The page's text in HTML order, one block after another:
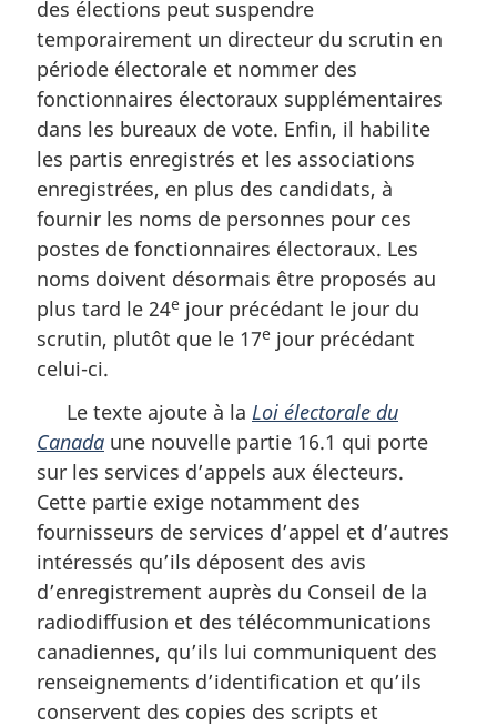
des élections peut suspendre
temporairement un directeur du scrutin en
période électorale et nommer des
fonctionnaires électoraux supplémentaires
dans les bureaux de vote. Enfin, il habilite
les partis enregistrés et les associations
enregistrées, en plus des candidats, à
fournir les noms de personnes pour ces
postes de fonctionnaires électoraux. Les
noms doivent désormais être proposés au
plus tard le 24e jour précédant le jour du
scrutin, plutôt que le 17e jour précédant
celui-ci.
Le texte ajoute à la Loi électorale du
Canada une nouvelle partie 16.1 qui porte
sur les services d’appels aux électeurs.
Cette partie exige notamment des
fournisseurs de services d’appel et d’autres
intéressés qu’ils déposent des avis
d’enregistrement auprès du Conseil de la
radiodiffusion et des télécommunications
canadiennes, qu’ils lui communiquent des
renseignements d’identification et qu’ils
conservent des copies des scripts et